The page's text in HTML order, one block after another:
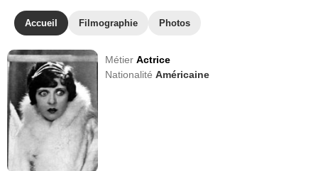
Accueil Filmographie Photos
MétierActrice
NationalitéAméricaine